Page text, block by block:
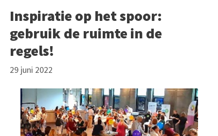
Inspiratie op het spoor:
gebruik de ruimte in de
regels!
29 juni 2022